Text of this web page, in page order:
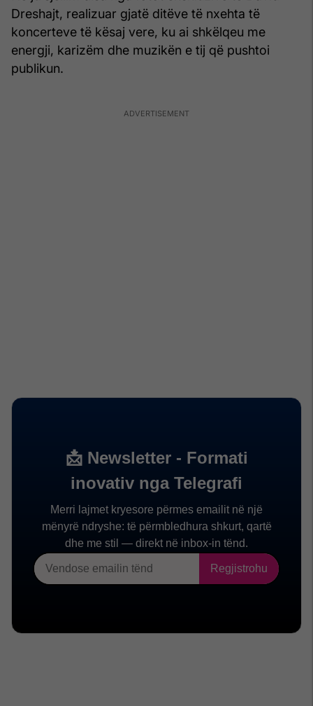
Dreshajt, realizuar gjatë ditëve të nxehta të
koncerteve të kësaj vere, ku ai shkëlqeu me
energji, karizëm dhe muzikën e tij që pushtoi
publikun.